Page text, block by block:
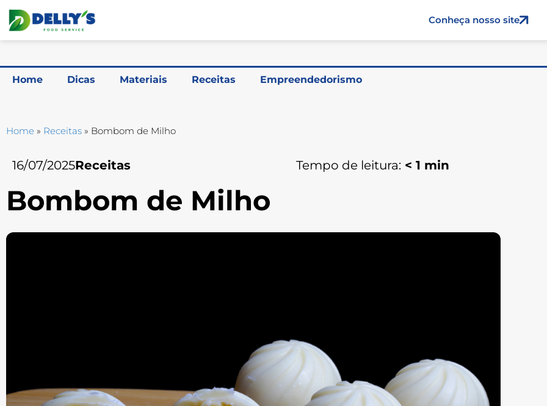
Conheça nosso site
Home Dicas Materiais Receitas Empreendedorismo
Home » Receitas » Bombom de Milho
16/07/2025Receitas Tempo de leitura: < 1 min
Bombom de Milho